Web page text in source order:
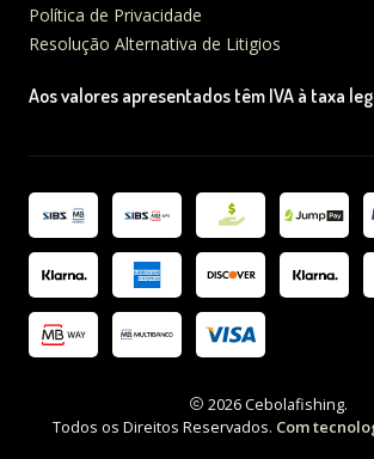
Política de Privacidade
Resolução Alternativa de Litigios
Aos valores apresentados têm IVA à taxa
2026 Cebolafishing.
Todos os Direitos Reservados. Com